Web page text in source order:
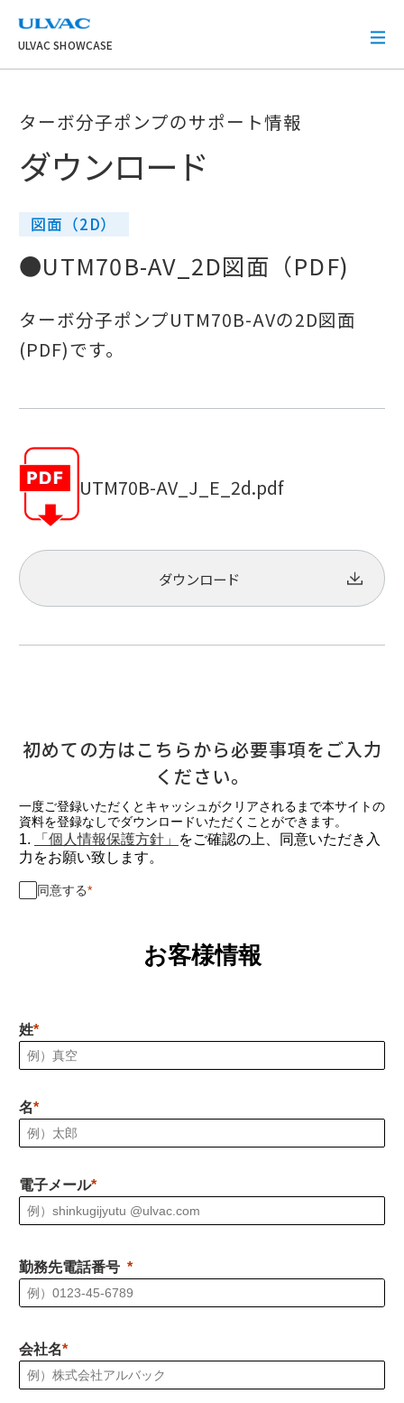
ULVAC
ULVAC SHOWCASE
ターボ分子ポンプのサポート情報
ダウンロード
図面（2D）
●UTM70B-AV_2D図面（PDF)
ターボ分子ポンプUTM70B-AVの2D図面
(PDF)です。
UTM70B-AV_J_E_2d.pdf
ダウンロード
初めての方はこちらから必要事項をご入力
ください。
一度ご登録いただくとキャッシュがクリアされるまで本サイトの
資料を登録なしでダウンロードいただくことができます。
1. 「個人情報保護方針」
をご確認の上、同意いただき入
力をお願い致します。
同意する
お客様情報
姓
名
電子メール
勤務先電話番号
会社名